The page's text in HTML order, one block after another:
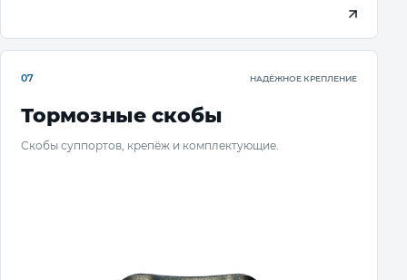
07 НАДЁЖНОЕ КРЕПЛЕНИЕ
Тормозные скобы
Скобы суппортов, крепёж и комплектующие.